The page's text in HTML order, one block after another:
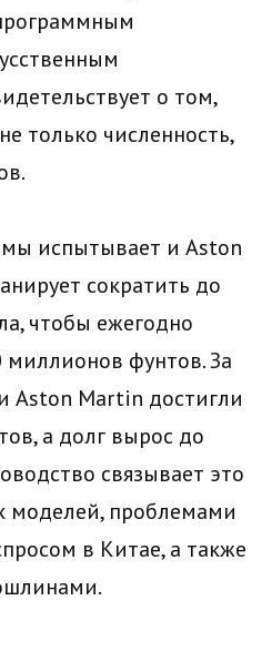
о том,
только численность,
испытывает и Aston
сократить до
чтобы ежегодно
фунтов. За
Aston Martin достигли
а долг вырос до
связывает это
моделей, проблемами
в Китае, а также